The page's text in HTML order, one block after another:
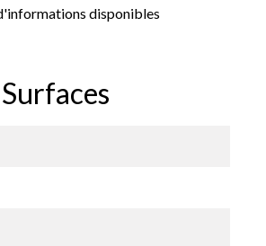
disponibles
Surfaces